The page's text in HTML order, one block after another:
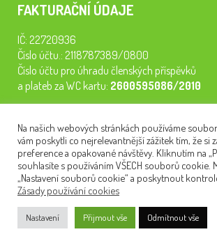
FAKTURAČNÍ ÚDAJE
IČ: 22720936
Číslo účtu.: 2118787389/0800
Číslo účtu pro úhradu členských příspěvků
a plateb za WC kartu: 2600595086/2010
semináře, konferenci, plavbu na lodi a WC
tiskneme odborné publikace pro pacienty.
NEWSLETTER
Na našich webových stránkách používáme
vám poskytli co nejrelevantnější zážitek tím, že si
preference a opakované návštěvy. Kliknutím na
souhlasíte s používáním VŠECH souborů cookie.
„Nastavení souborů cookie“ a poskytnout
Zásady používání cookies
Nastavení Přijmout vše Odmítnout vše